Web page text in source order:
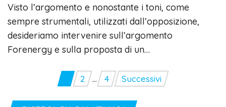
Visto l’argomento e nonostante i toni, come
sempre strumentali, utilizzati dall’opposizione,
desideriamo intervenire sull’argomento
Forenergy e sulla proposta di un…
Paginazione
degli
2 … 4 Successivi